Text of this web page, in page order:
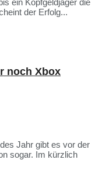
der Erfolg...
noch Xbox
Jahr gibt es vor der
sogar. Im kürzlich